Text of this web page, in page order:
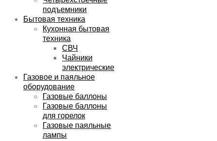
подъемники
Бытовая техника
Кухонная бытовая
техника
СВЧ
Чайники
электрические
Газовое и паяльное
оборудование
Газовые баллоны
Газовые баллоны
для горелок
Газовые паяльные
лампы